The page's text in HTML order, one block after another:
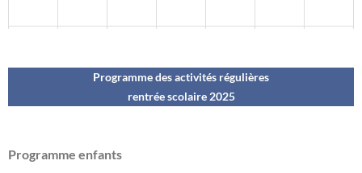
Programme des activités régulières
rentrée scolaire 2025
Programme enfants